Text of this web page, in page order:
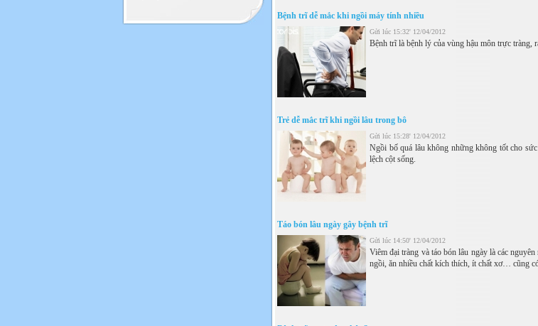
Bệnh trĩ dễ mắc khi ngồi máy tính nhiều
Gửi lúc 15:32' 12/04/2012
Bệnh trĩ là bệnh lý của vùng hậu môn trực tràng,
Trẻ dễ mắc trĩ khi ngồi lâu trong bô
Gửi lúc 15:28' 12/04/2012
Ngồi bố quá lâu không những không tốt cho
lệch cột sống.
Táo bón lâu ngày gây bệnh trĩ
Gửi lúc 14:50' 12/04/2012
Viêm đại tràng và táo bón lâu ngày là các
ngồi, ăn nhiều chất kích thích, ít chất xơ… cũng